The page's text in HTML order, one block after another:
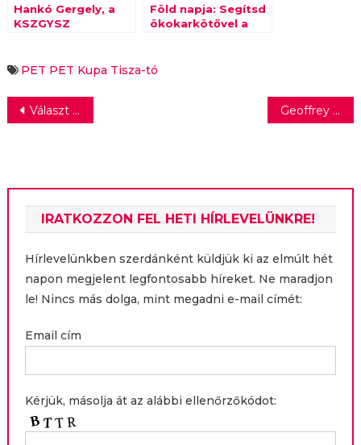
Hankó Gergely, a
KSZGYSZ
Márkamonitor
Föld napja: Segítsd
ökokarkötővel a
PET PET Kupa Tisza-tó
Bejegyzés
Választ adni a jövő kihívásaira Geoffrey Rush Kristályglóbuszt kap életművéért Karlovy Varyban
IRATKOZZON FEL HETI HÍRLEVELÜNKRE!
Hírlevelünkben szerdánként küldjük ki az elmúlt hét
napon megjelent legfontosabb híreket. Ne maradjon
le! Nincs más dolga, mint megadni e-mail címét:
Email cím
Kérjük, másolja át az alábbi ellenőrzőkódot: